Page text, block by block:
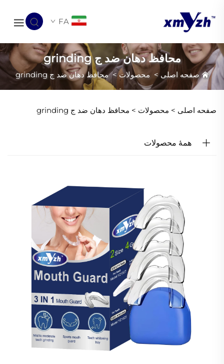
FA
محافظ دهان ضد ج grinding
صفحه اصلی> محصولات>محافظ دهان ضد ج grinding
صفحه اصلی > محصولات > محافظ دهان ضد ج grinding
همهٔ محصولات